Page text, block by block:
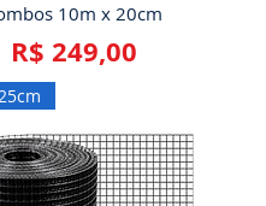
10m x 20cm
Preço
R$ 249,00